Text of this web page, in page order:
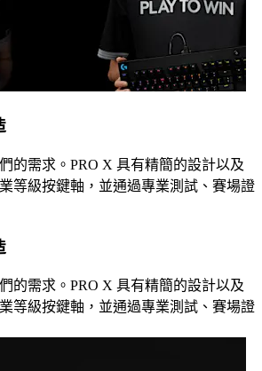
的需求。PRO X 具有精簡的設計以及
等級按鍵軸，並通過專業測試、賽場證
的需求。PRO X 具有精簡的設計以及
等級按鍵軸，並通過專業測試、賽場證